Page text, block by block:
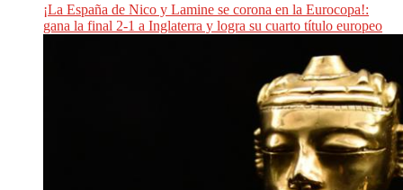
¡La España de Nico y Lamine se corona en la Eurocopa!:
gana la final 2-1 a Inglaterra y logra su cuarto título europeo